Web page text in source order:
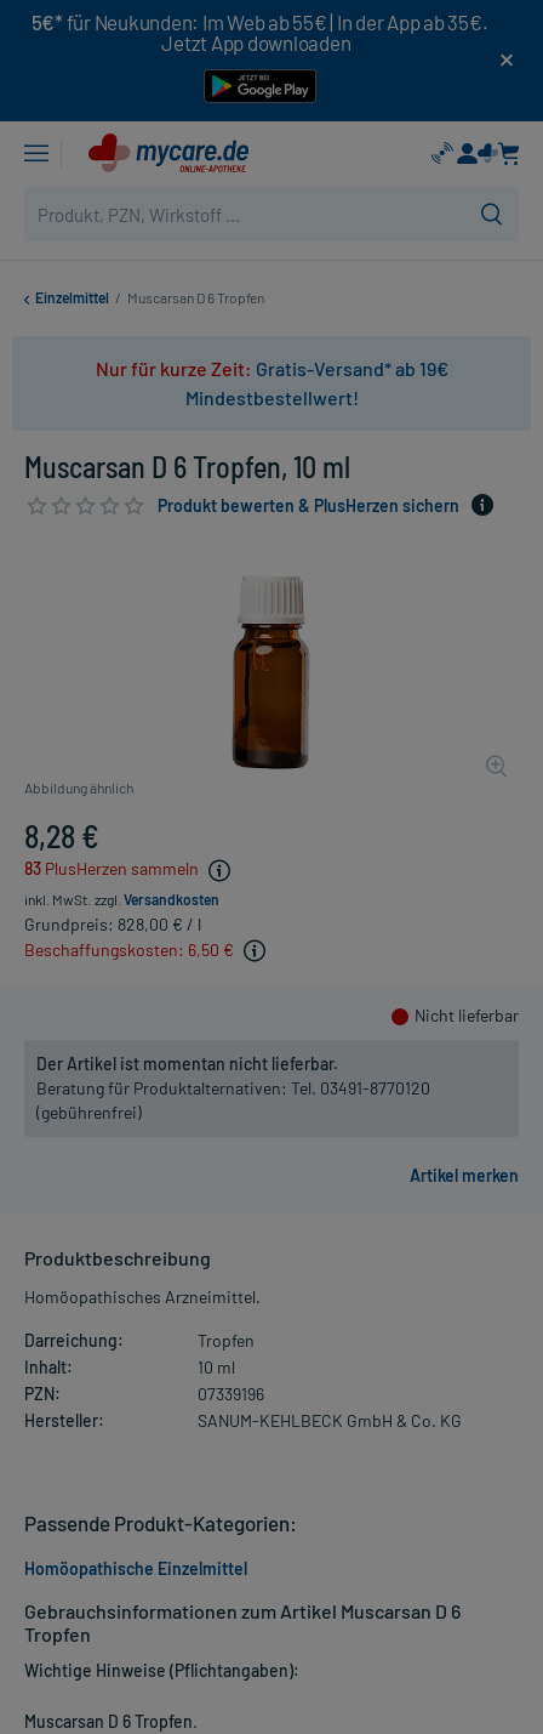
5€* für Neukunden: Im Web ab 55€ | In der App ab 35€.
Jetzt App downloaden
Einzelmittel / Muscarsan D 6 Tropfen
Nur für kurze Zeit: Gratis-Versand* ab 19€
Mindestbestellwert!
Muscarsan D 6 Tropfen, 10 ml
Produkt bewerten & PlusHerzen sichern
Abbildung ähnlich
8,28 €
83 PlusHerzen sammeln
inkl. MwSt. zzgl. Versandkosten
Grundpreis: 828,00 € / l
Beschaffungskosten: 6,50 €
Nicht lieferbar
Der Artikel ist momentan nicht lieferbar.
Beratung für Produktalternativen: Tel. 03491-8770120
(gebührenfrei)
Produktbeschreibung
Homöopathisches Arzneimittel.
Darreichung:
Tropfen
Inhalt:
10 ml
PZN:
07339196
Hersteller:
SANUM-KEHLBECK GmbH & Co. KG
Gebrauchsinformationen zum Artikel Muscarsan D 6
Tropfen
Wichtige Hinweise (Pflichtangaben):
Muscarsan D 6 Tropfen.
Passende Produkt-Kategorien:
Homöopathische Einzelmittel